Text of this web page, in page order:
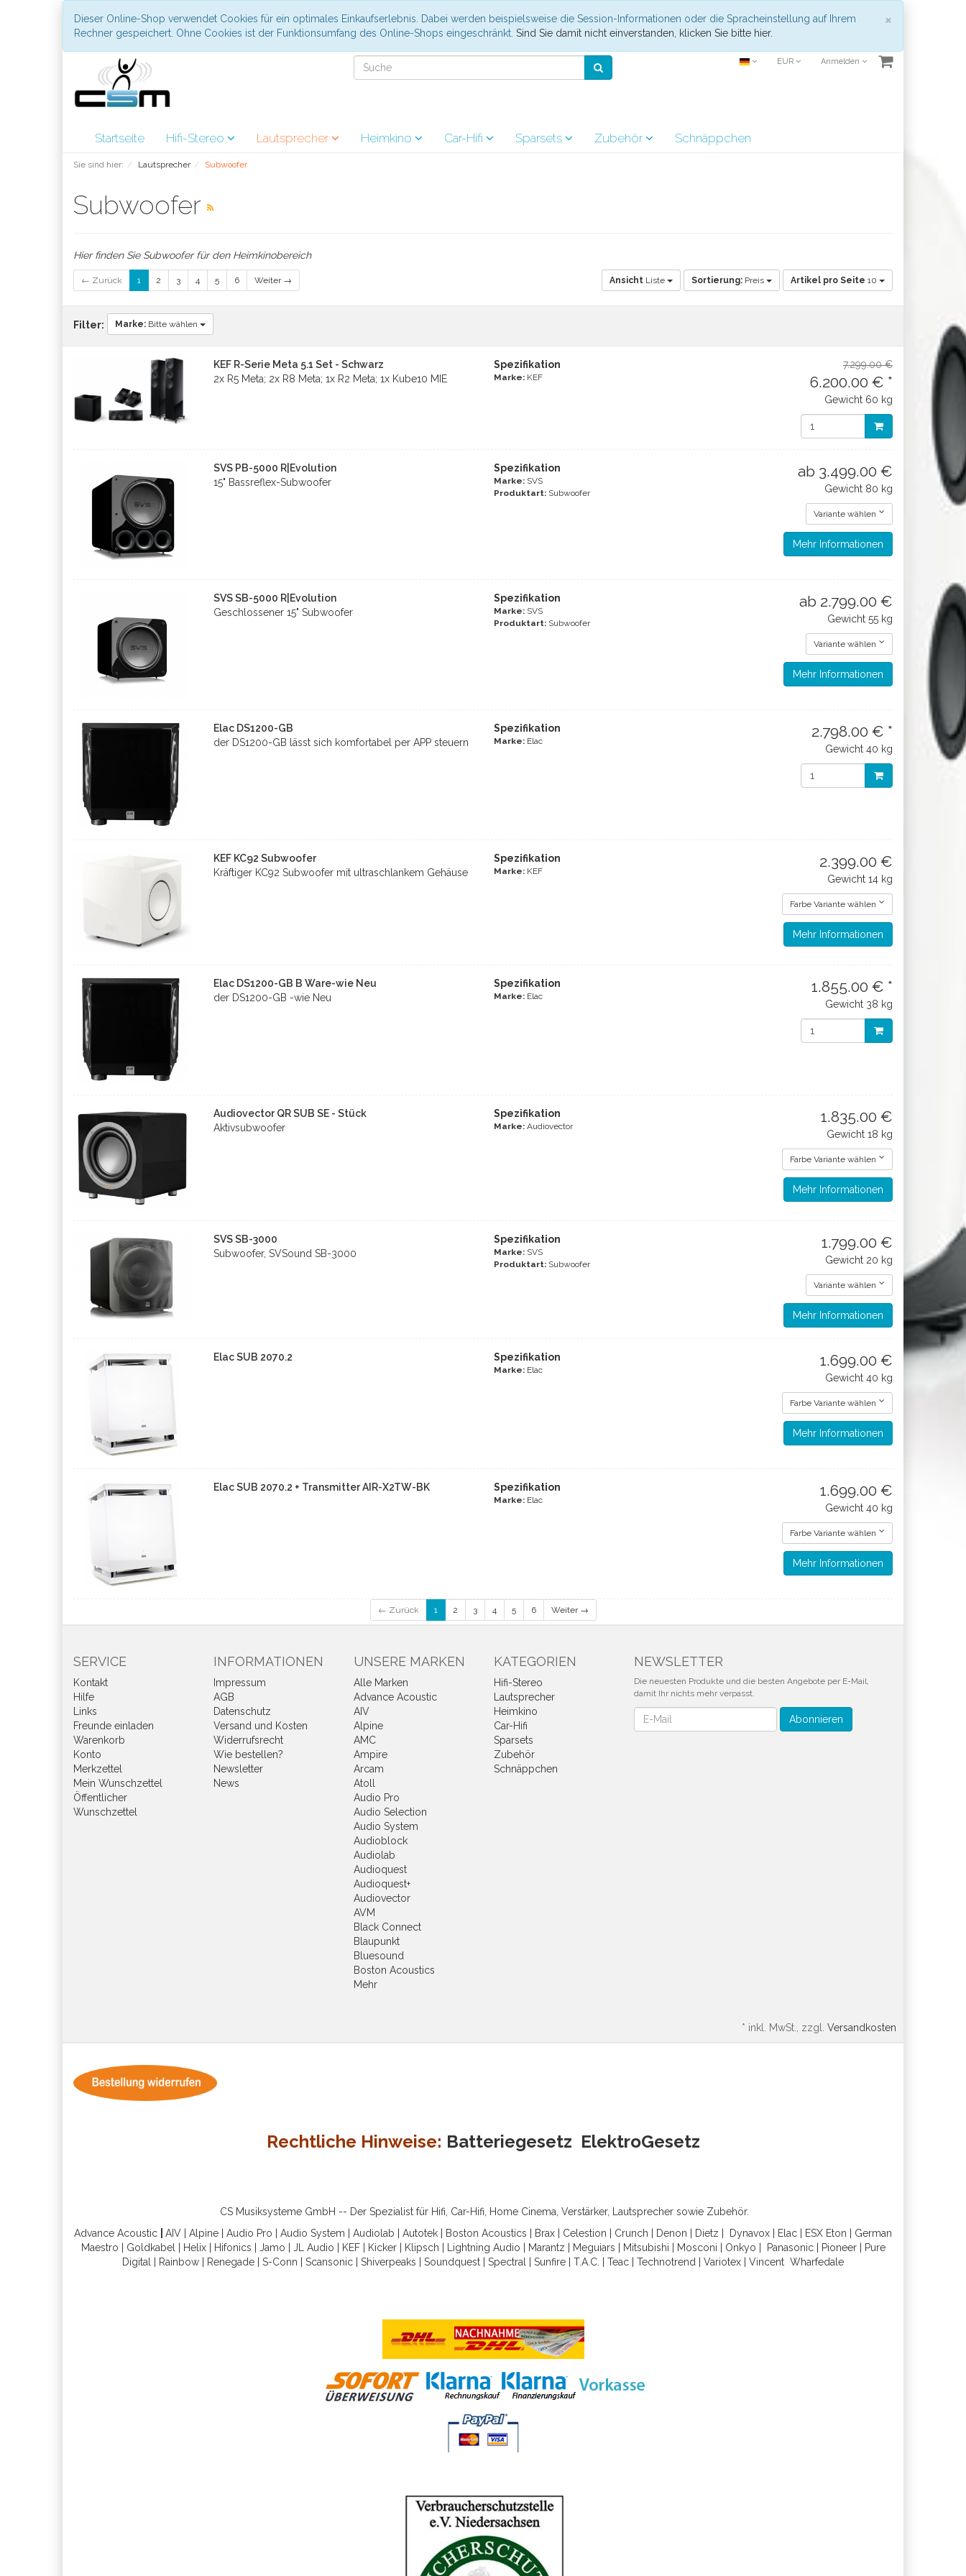
×
Dieser Online-Shop verwendet Cookies für ein optimales Einkaufserlebnis. Dabei werden beispielsweise die Session-Informationen oder die Spracheinstellung auf Ihrem
Rechner gespeichert. Ohne Cookies ist der Funktionsumfang des Online-Shops eingeschränkt. Sind Sie damit nicht einverstanden, klicken Sie bitte hier.
EUR Anmelden
Startseite Hifi-Stereo Lautsprecher Heimkino Car-Hifi Sparsets Zubehör Schnäppchen
Sie sind hier: Lautsprecher Subwoofer
Subwoofer
Hier finden Sie Subwoofer für den Heimkinobereich
← Zurück 1 2 3 4 5 6 Weiter → Ansicht Liste Sortierung: Preis Artikel pro Seite 10
Filter: Marke: Bitte wählen
KEF R-Serie Meta 5.1 Set - Schwarz
2x R5 Meta; 2x R8 Meta; 1x R2 Meta; 1x Kube10 MIE
Spezifikation
Marke: KEF
7.299.00 €
6.200.00 € *
Gewicht 60 kg
SVS PB-5000 R|Evolution
15" Bassreflex-Subwoofer
Spezifikation
Marke: SVS
Produktart: Subwoofer
ab 3.499.00 €
Gewicht 80 kg
Variante wählen
Mehr Informationen
SVS SB-5000 R|Evolution
Geschlossener 15" Subwoofer
Spezifikation
Marke: SVS
Produktart: Subwoofer
ab 2.799.00 €
Gewicht 55 kg
Variante wählen
Mehr Informationen
Elac DS1200-GB
der DS1200-GB lässt sich komfortabel per APP steuern
Spezifikation
Marke: Elac
2.798.00 € *
Gewicht 40 kg
KEF KC92 Subwoofer
Kräftiger KC92 Subwoofer mit ultraschlankem Gehäuse
Spezifikation
Marke: KEF
2.399.00 €
Gewicht 14 kg
Farbe Variante wählen
Mehr Informationen
Elac DS1200-GB B Ware-wie Neu
der DS1200-GB -wie Neu
Spezifikation
Marke: Elac
1.855.00 € *
Gewicht 38 kg
Audiovector QR SUB SE - Stück
Aktivsubwoofer
Spezifikation
Marke: Audiovector
1.835.00 €
Gewicht 18 kg
Farbe Variante wählen
Mehr Informationen
SVS SB-3000
Subwoofer, SVSound SB-3000
Spezifikation
Marke: SVS
Produktart: Subwoofer
1.799.00 €
Gewicht 20 kg
Variante wählen
Mehr Informationen
Elac SUB 2070.2 Spezifikation
Marke: Elac
1.699.00 €
Gewicht 40 kg
Farbe Variante wählen
Mehr Informationen
Elac SUB 2070.2 + Transmitter AIR-X2TW-BK Spezifikation
Marke: Elac
1.699.00 €
Gewicht 40 kg
Farbe Variante wählen
Mehr Informationen
← Zurück 1 2 3 4 5 6 Weiter →
SERVICE
Kontakt
Hilfe
Links
Freunde einladen
Warenkorb
Konto
Merkzettel
Mein Wunschzettel
Öffentlicher
Wunschzettel
INFORMATIONEN
Impressum
AGB
Datenschutz
Versand und Kosten
Widerrufsrecht
Wie bestellen?
Newsletter
News
UNSERE MARKEN
Alle Marken
Advance Acoustic
AIV
Alpine
AMC
Ampire
Arcam
Atoll
Audio Pro
Audio Selection
Audio System
Audioblock
Audiolab
Audioquest
Audioquest+
Audiovector
AVM
Black Connect
Blaupunkt
Bluesound
Boston Acoustics
Mehr
KATEGORIEN
Hifi-Stereo
Lautsprecher
Heimkino
Car-Hifi
Sparsets
Zubehör
Schnäppchen
NEWSLETTER
Die neuesten Produkte und die besten Angebote per E-Mail,
damit Ihr nichts mehr verpasst.
Newsletter Abonnieren
* inkl. MwSt., zzgl. Versandkosten
Rechtliche Hinweise: Batteriegesetz ElektroGesetz
CS Musiksysteme GmbH -- Der Spezialist für Hifi, Car-Hifi, Home Cinema, Verstärker, Lautsprecher sowie Zubehör.
Advance Acoustic
AIV Alpine Audio Pro Audio System Audiolab Autotek Boston Acoustics Brax Celestion Crunch Denon Dietz Dynavox Elac ESX Eton
German
Maestro
Goldkabel| Helix| Hifonics Jamo JL Audio KEF| Kicker| Klipsch Lightning Audio Marantz Meguiars Mitsubishi Mosconi Onkyo Panasonic| Pioneer|
Pure
Digital
Rainbow Renegade S-Conn Scansonic Shiverpeaks Soundquest Spectral Sunfire T.A.C. Teac Technotrend Variotex Vincent Wharfedale